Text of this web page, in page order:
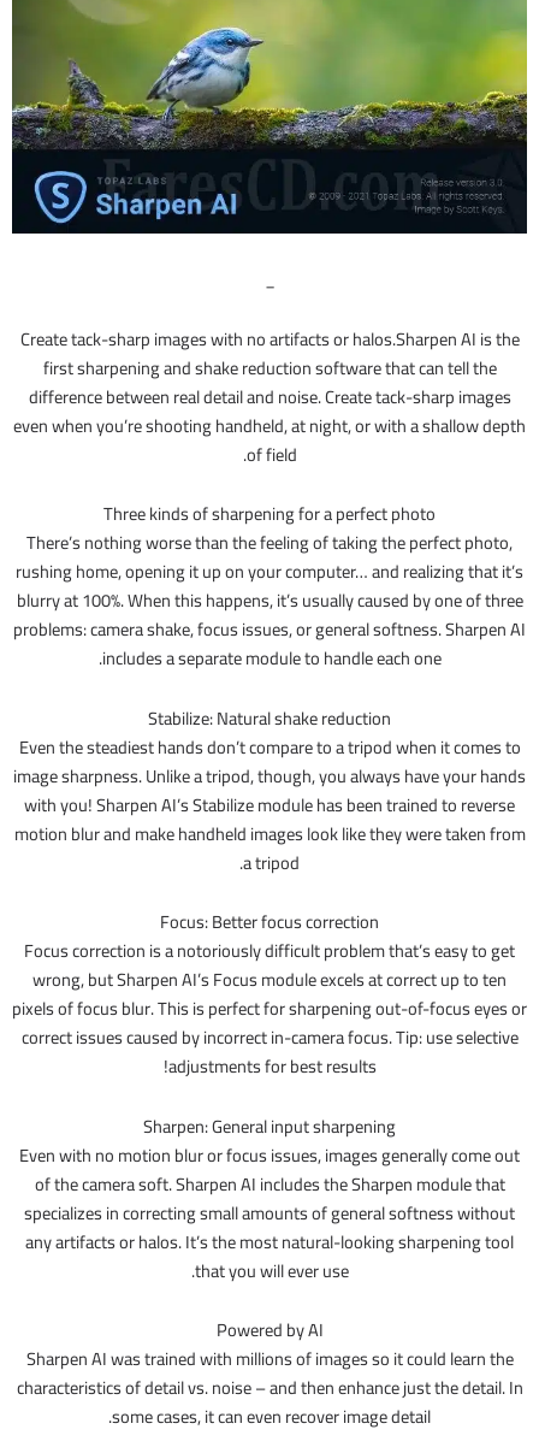
_
Create tack-sharp images with no artifacts or halos.Sharpen AI is the
first sharpening and shake reduction software that can tell the
difference between real detail and noise. Create tack-sharp images
even when you’re shooting handheld, at night, or with a shallow depth
of field.
Three kinds of sharpening for a perfect photo
There’s nothing worse than the feeling of taking the perfect photo,
rushing home, opening it up on your computer… and realizing that it’s
blurry at 100%. When this happens, it’s usually caused by one of three
problems: camera shake, focus issues, or general softness. Sharpen AI
includes a separate module to handle each one.
Stabilize: Natural shake reduction
Even the steadiest hands don’t compare to a tripod when it comes to
image sharpness. Unlike a tripod, though, you always have your hands
with you! Sharpen AI’s Stabilize module has been trained to reverse
motion blur and make handheld images look like they were taken from
a tripod.
Focus: Better focus correction
Focus correction is a notoriously difficult problem that’s easy to get
wrong, but Sharpen AI’s Focus module excels at correct up to ten
pixels of focus blur. This is perfect for sharpening out-of-focus eyes or
correct issues caused by incorrect in-camera focus. Tip: use selective
adjustments for best results!
Sharpen: General input sharpening
Even with no motion blur or focus issues, images generally come out
of the camera soft. Sharpen AI includes the Sharpen module that
specializes in correcting small amounts of general softness without
any artifacts or halos. It’s the most natural-looking sharpening tool
that you will ever use.
Powered by AI
Sharpen AI was trained with millions of images so it could learn the
characteristics of detail vs. noise – and then enhance just the detail. In
some cases, it can even recover image detail.